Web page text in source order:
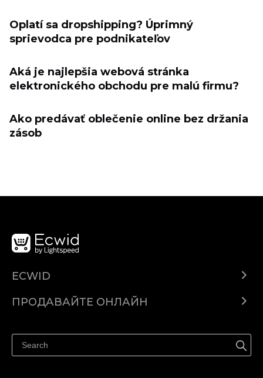
Oplatí sa dropshipping? Úprimný
sprievodca pre podnikateľov
Aká je najlepšia webová stránka
elektronického obchodu pre malú firmu?
Ako predávať oblečenie online bez držania
zásob
ECWID
Помощен център
ПРОДАВАЙТЕ ОНЛАЙН
Продавайте във Facebook
Продавайте в Instagram